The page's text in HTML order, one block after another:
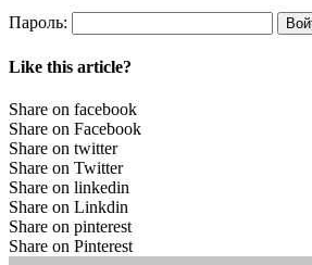
Пароль:
Like this article?
Share on facebook
Share on Facebook
Share on twitter
Share on Twitter
Share on linkedin
Share on Linkdin
Share on pinterest
Share on Pinterest